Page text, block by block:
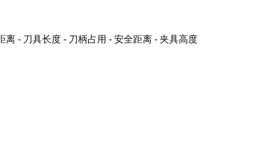
- 刀具长度 - 刀柄占用 - 安全距离 - 夹具高度